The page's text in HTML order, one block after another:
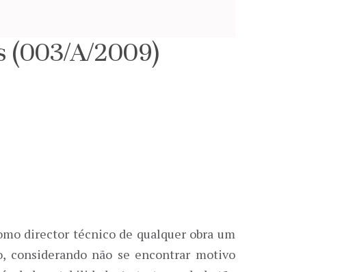
(003/A/2009)
director técnico de qualquer obra um
considerando não se encontrar motivo